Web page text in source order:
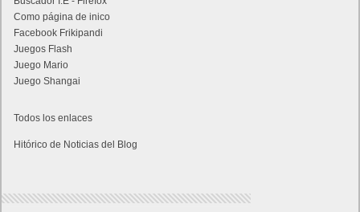
Como página de inico
Facebook Frikipandi
Juegos Flash
Juego Mario
Juego Shangai
Todos los enlaces
Hitórico de Noticias del Blog